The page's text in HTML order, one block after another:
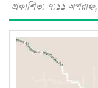
প্রকাশিত: ৭:১১